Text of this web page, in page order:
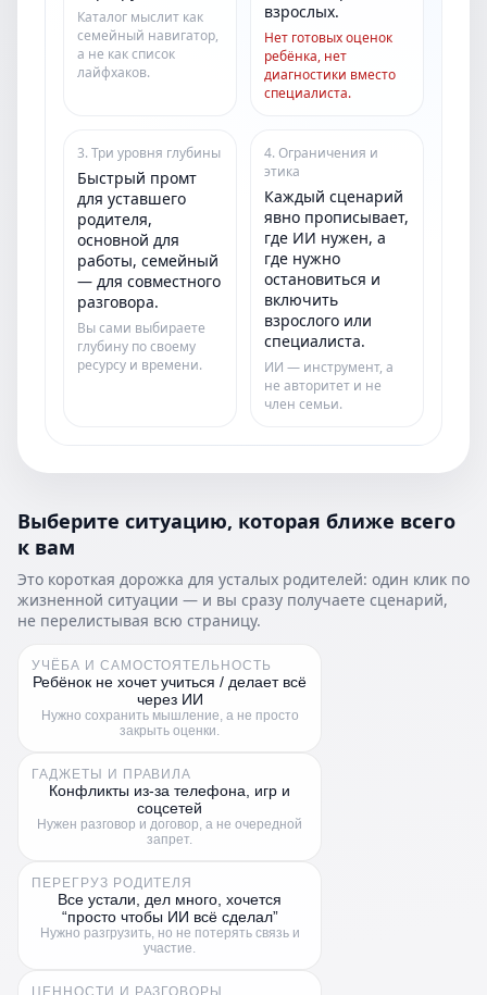
Каталог мыслит как
семейный навигатор,
а не как список
лайфхаков.
взрослых.
Нет готовых оценок
ребёнка, нет
диагностики вместо
специалиста.
3. Три уровня глубины
Быстрый промт
для уставшего
родителя,
основной для
работы, семейный
— для совместного
разговора.
Вы сами выбираете
глубину по своему
ресурсу и времени.
4. Ограничения и
этика
Каждый сценарий
явно прописывает,
где ИИ нужен, а
где нужно
остановиться и
включить
взрослого или
специалиста.
ИИ — инструмент, а
не авторитет и не
член семьи.
Выберите ситуацию, которая ближе всего
к вам
Это короткая дорожка для усталых родителей: один клик по
жизненной ситуации — и вы сразу получаете сценарий,
не перелистывая всю страницу.
УЧЁБА И САМОСТОЯТЕЛЬНОСТЬ
Ребёнок не хочет учиться / делает всё
через ИИ
Нужно сохранить мышление, а не просто
закрыть оценки.
ГАДЖЕТЫ И ПРАВИЛА
Конфликты из‑за телефона, игр и
соцсетей
Нужен разговор и договор, а не очередной
запрет.
ПЕРЕГРУЗ РОДИТЕЛЯ
Все устали, дел много, хочется
“просто чтобы ИИ всё сделал”
Нужно разгрузить, но не потерять связь и
участие.
ЦЕННОСТИ И РАЗГОВОРЫ